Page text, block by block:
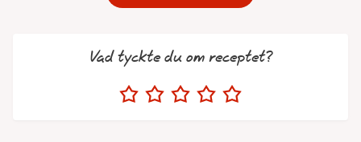
Vad tyckte du om receptet?